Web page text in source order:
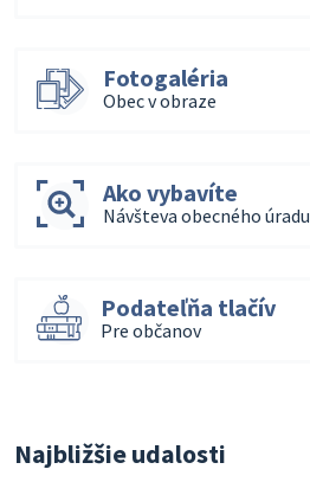
Fotogaléria
Obec v obraze
Ako vybavíte
Návšteva obecného úradu
Podateľňa tlačív
Pre občanov
Najbližšie udalosti